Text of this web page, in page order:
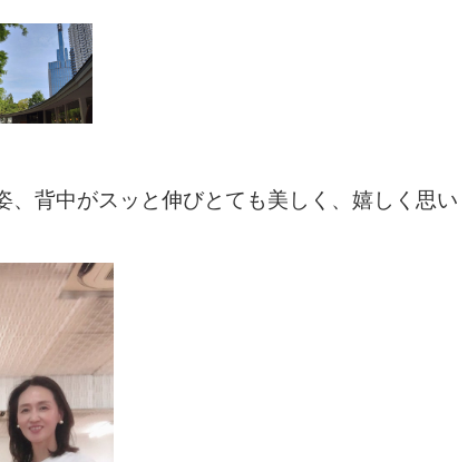
、背中がスッと伸びとても美しく、嬉しく思い